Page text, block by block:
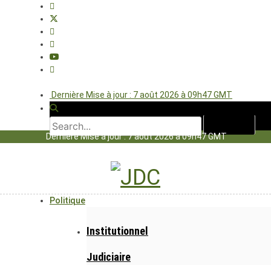
Dernière Mise à jour : 7 août 2026 à 09h47 GMT
Dernière Mise à jour : 7 août 2026 à 09h47 GMT
Politique
Institutionnel
Judiciaire